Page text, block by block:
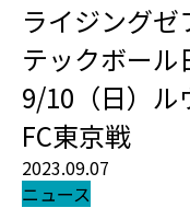
ライジングゼ
テックボール
9/10（日）ル
FC東京戦
2023.09.07
ニュース